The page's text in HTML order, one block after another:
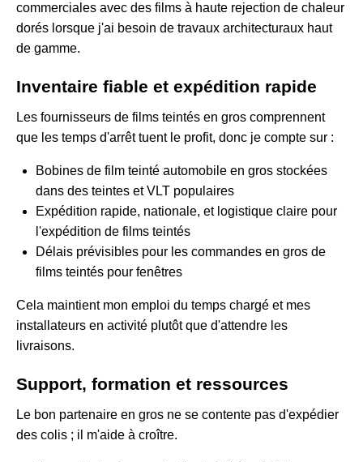
commerciales avec des films à haute rejection de chaleur
dorés lorsque j'ai besoin de travaux architecturaux haut
de gamme.
Inventaire fiable et expédition rapide
Les fournisseurs de films teintés en gros comprennent
que les temps d'arrêt tuent le profit, donc je compte sur :
Bobines de film teinté automobile en gros stockées
dans des teintes et VLT populaires
Expédition rapide, nationale, et logistique claire pour
l'expédition de films teintés
Délais prévisibles pour les commandes en gros de
films teintés pour fenêtres
Cela maintient mon emploi du temps chargé et mes
installateurs en activité plutôt que d'attendre les
livraisons.
Support, formation et ressources
Le bon partenaire en gros ne se contente pas d'expédier
des colis ; il m'aide à croître.